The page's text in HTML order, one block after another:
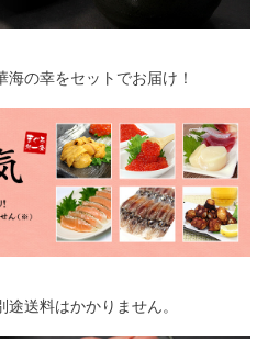
の幸をセットでお届け！
送料はかかりません。